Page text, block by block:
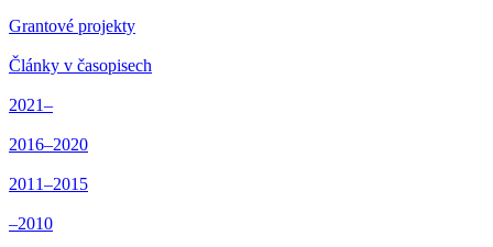
Grantové projekty
Články v časopisech
2021–
2016–2020
2011–2015
–2010